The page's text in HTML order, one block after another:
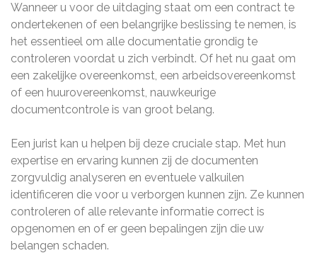
Wanneer u voor de uitdaging staat om een contract te
ondertekenen of een belangrijke beslissing te nemen, is
het essentieel om alle documentatie grondig te
controleren voordat u zich verbindt. Of het nu gaat om
een zakelijke overeenkomst, een arbeidsovereenkomst
of een huurovereenkomst, nauwkeurige
documentcontrole is van groot belang.
Een jurist kan u helpen bij deze cruciale stap. Met hun
expertise en ervaring kunnen zij de documenten
zorgvuldig analyseren en eventuele valkuilen
identificeren die voor u verborgen kunnen zijn. Ze kunnen
controleren of alle relevante informatie correct is
opgenomen en of er geen bepalingen zijn die uw
belangen schaden.